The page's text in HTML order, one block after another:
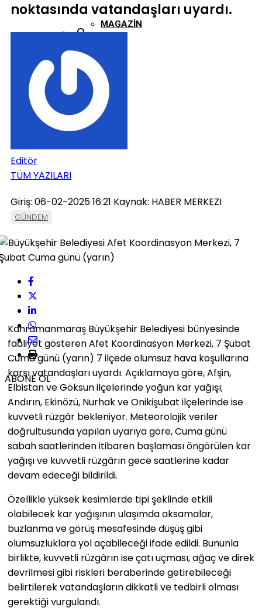
MAGAZİN
noktasında vatandaşları uyardı.
Editör
TÜM YAZILARI
Giriş: 06-02-2025 16:21 Kaynak: HABER MERKEZI
GÜNDEM
ABONE OL
Kahramanmaraş Büyükşehir Belediyesi bünyesinde
faaliyet gösteren Afet Koordinasyon Merkezi, 7 Şubat
Cuma günü (yarın) 7 ilçede olumsuz hava koşullarına
karşı vatandaşları uyardı. Açıklamaya göre, Afşin,
Elbistan ve Göksun ilçelerinde yoğun kar yağışı;
Andırın, Ekinözü, Nurhak ve Onikişubat ilçelerinde ise
kuvvetli rüzgâr bekleniyor. Meteorolojik veriler
doğrultusunda yapılan uyarıya göre, Cuma günü
sabah saatlerinden itibaren başlaması öngörülen kar
yağışı ve kuvvetli rüzgârın gece saatlerine kadar
devam edeceği bildirildi.
Özellikle yüksek kesimlerde tipi şeklinde etkili
olabilecek kar yağışının ulaşımda aksamalar,
buzlanma ve görüş mesafesinde düşüş gibi
olumsuzluklara yol açabileceği ifade edildi. Bununla
birlikte, kuvvetli rüzgârın ise çatı uçması, ağaç ve direk
devrilmesi gibi riskleri beraberinde getirebileceği
belirtilerek vatandaşların dikkatli ve tedbirli olması
gerektiği vurgulandı.